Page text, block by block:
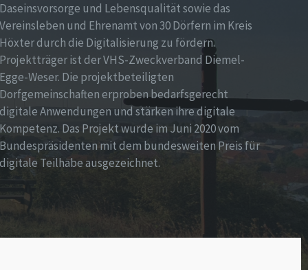
Daseinsvorsorge und Lebensqualität sowie das
Vereinsleben und Ehrenamt von 30 Dörfern im Kreis
Höxter durch die Digitalisierung zu fördern.
Projektträger ist der VHS-Zweckverband Diemel-
Egge-Weser. Die projektbeteiligten
Dorfgemeinschaften erproben bedarfsgerecht
digitale Anwendungen und stärken ihre digitale
Kompetenz. Das Projekt wurde im Juni 2020 vom
Bundespräsidenten mit dem bundesweiten Preis für
digitale Teilhabe ausgezeichnet.